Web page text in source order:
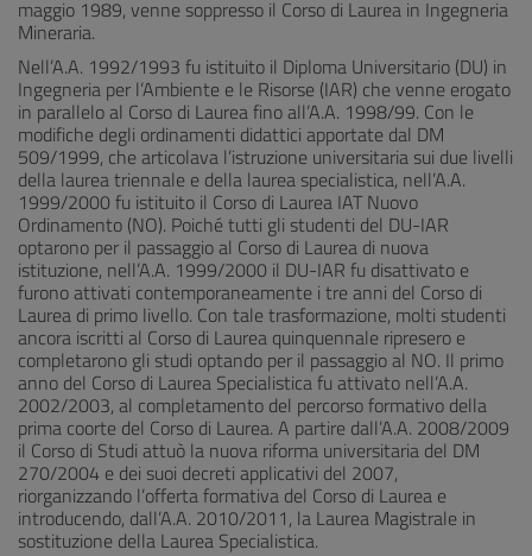
maggio 1989, venne soppresso il Corso di Laurea in Ingegneria
Mineraria.
Nell’A.A. 1992/1993 fu istituito il Diploma Universitario (DU) in
Ingegneria per l’Ambiente e le Risorse (IAR) che venne erogato
in parallelo al Corso di Laurea fino all’A.A. 1998/99. Con le
modifiche degli ordinamenti didattici apportate dal DM
509/1999, che articolava l’istruzione universitaria sui due livelli
della laurea triennale e della laurea specialistica, nell’A.A.
1999/2000 fu istituito il Corso di Laurea IAT Nuovo
Ordinamento (NO). Poiché tutti gli studenti del DU-IAR
optarono per il passaggio al Corso di Laurea di nuova
istituzione, nell’A.A. 1999/2000 il DU-IAR fu disattivato e
furono attivati contemporaneamente i tre anni del Corso di
Laurea di primo livello. Con tale trasformazione, molti studenti
ancora iscritti al Corso di Laurea quinquennale ripresero e
completarono gli studi optando per il passaggio al NO. Il primo
anno del Corso di Laurea Specialistica fu attivato nell’A.A.
2002/2003, al completamento del percorso formativo della
prima coorte del Corso di Laurea. A partire dall’A.A. 2008/2009
il Corso di Studi attuò la nuova riforma universitaria del DM
270/2004 e dei suoi decreti applicativi del 2007,
riorganizzando l’offerta formativa del Corso di Laurea e
introducendo, dall’A.A. 2010/2011, la Laurea Magistrale in
sostituzione della Laurea Specialistica.